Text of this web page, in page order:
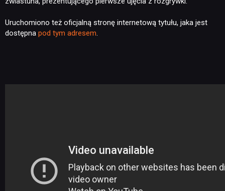
Uruchomiono też oficjalną stronę internetową tytułu, jaka jest
dostępna pod tym adresem.